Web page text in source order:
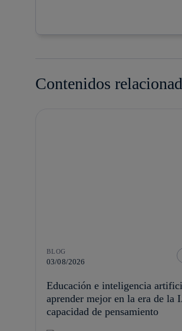
Contenidos
BLOG
03/08/2026
Educación e inteligencia
aprender mejor en la era de la
capacidad de pensamiento